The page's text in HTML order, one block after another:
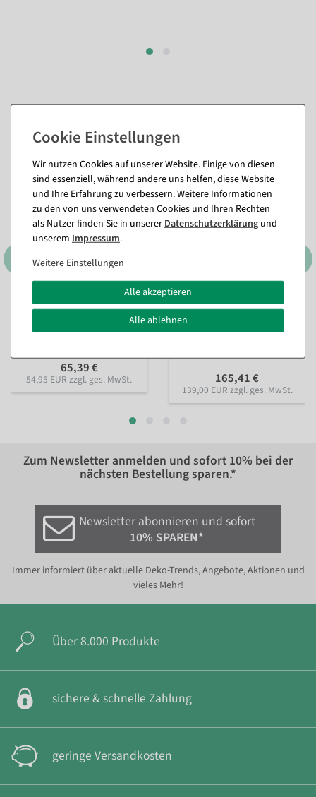
Passende Artikel zu diesem Produkt
(8)
Goldene Kunstpalme, 140
Sofort versandfähig.
65,39 €
54,95 EUR zzgl. ges. MwSt.
Künstlicher
Kirschblütenbaum, 160 cm,
weiß
165,41 €
139,00 EUR zzgl. ges. MwSt.
Zum Newsletter anmelden und sofort 10% bei der
nächsten Bestellung sparen.*
Newsletter abonnieren und sofort
10% SPAREN*
Immer informiert über aktuelle Deko-Trends, Angebote, Aktionen und
vieles Mehr!
Über 8.000 Produkte
sichere & schnelle Zahlung
geringe Versandkosten
Wir nutzen Cookies auf unserer Website. Einige von diesen
sind essenziell, während andere uns helfen, diese Website
und Ihre Erfahrung zu verbessern. Weitere Informationen
zu den von uns verwendeten Cookies und Ihren Rechten
als Nutzer finden Sie in unsererDaten­schutz­erklärung und
unserem Impressum.
Weitere Einstellungen
Alle akzeptieren
Alle ablehnen